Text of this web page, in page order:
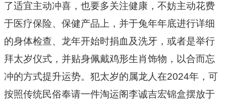
了适宜主动冲喜，也要多关注健康，不妨主动花费
于医疗保险、保健产品上，并于兔年年底进行详细
的身体检查、龙年开始时捐血及洗牙，或者是举行
拜太岁仪式，并贴身佩戴鸡形生肖饰物，以合而忘
冲的方式提升运势。犯太岁的属龙人在2024年，可
按照传统民俗奉请一件淘运阁李诚吉宏锦盒摆放于